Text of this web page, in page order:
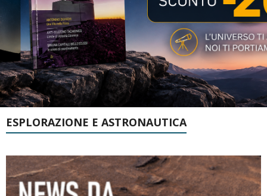
ESPLORAZIONE E ASTRONAUTICA